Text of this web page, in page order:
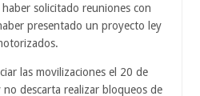
solicitado reuniones con
presentado un proyecto ley
las movilizaciones el 20 de
descarta realizar bloqueos de